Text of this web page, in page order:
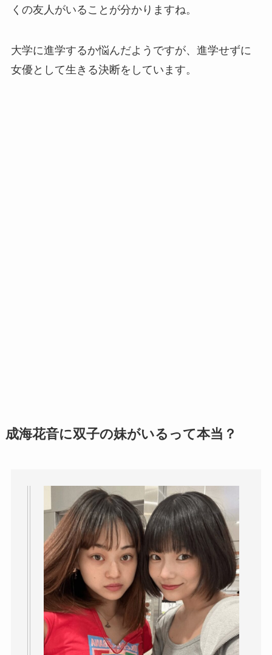
くの友人がいることが分かりますね。
大学に進学するか悩んだようですが、進学せずに
女優として生きる決断をしています。
成海花音に双子の妹がいるって本当？